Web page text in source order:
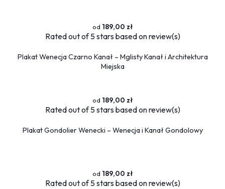
189,00 zł
Ratedout of 5 stars based onreview(s)
Plakat Wenecja Czarno Kanał – Mglisty Kanał i Architektura
Miejska
189,00 zł
Ratedout of 5 stars based onreview(s)
Plakat Gondolier Wenecki – Wenecja i Kanał Gondolowy
189,00 zł
Ratedout of 5 stars based onreview(s)